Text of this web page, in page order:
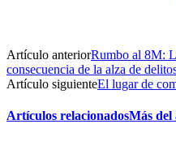
Artículo anteriorRumbo al 8M:
consecuencia de la alza de
Artículo siguienteEl lugar de
Artículos relacionadosMás del